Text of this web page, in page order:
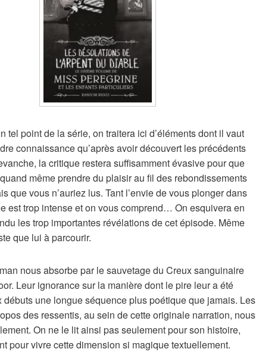
tel point de la série, on traitera ici d’éléments dont il vaut
connaissance qu’après avoir découvert les précédents
la critique restera suffisamment évasive pour que
même prendre du plaisir au fil des rebondissements
que vous n’auriez lus. Tant l’envie de vous plonger dans
est trop intense et on vous comprend… On esquivera en
les trop importantes révélations de cet épisode. Même
que lui à parcourir.
nous absorbe par le sauvetage du Creux sanguinaire
Leur ignorance sur la manière dont le pire leur a été
débuts une longue séquence plus poétique que jamais. Les
des ressentis, au sein de cette originale narration, nous
On ne le lit ainsi pas seulement pour son histoire,
pour vivre cette dimension si magique textuellement.